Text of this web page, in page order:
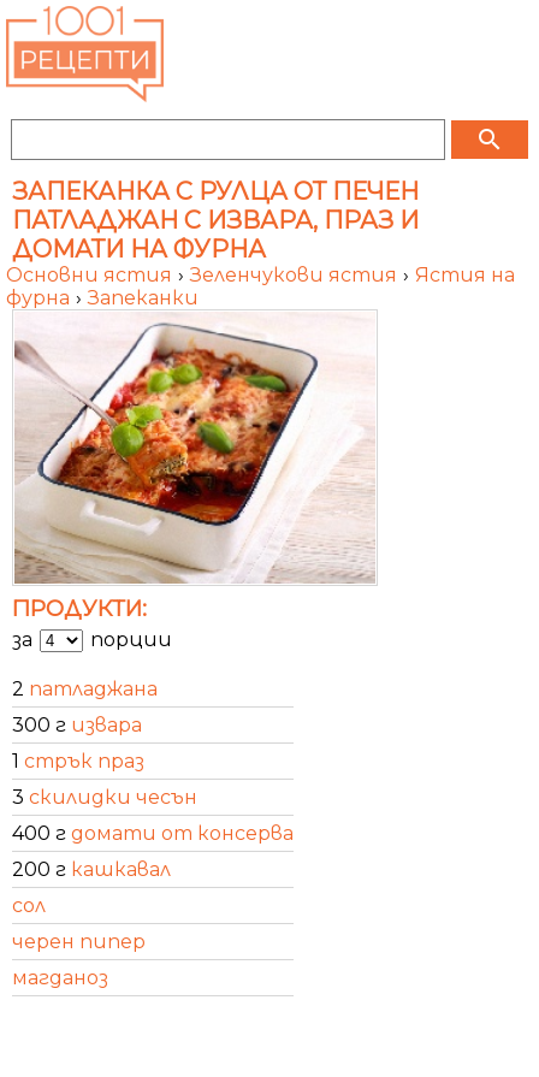
search
ЗАПЕКАНКА С РУЛЦА ОТ ПЕЧЕН
ПАТЛАДЖАН С ИЗВАРА, ПРАЗ И
ДОМАТИ НА ФУРНА
Основни ястия › Зеленчукови ястия › Ястия на
фурна › Запеканки
ПРОДУКТИ:
за порции
2 патладжана
300 г извара
1 стрък праз
3 скилидки чесън
400 г домати от консерва
200 г кашкавал
сол
черен пипер
магданоз